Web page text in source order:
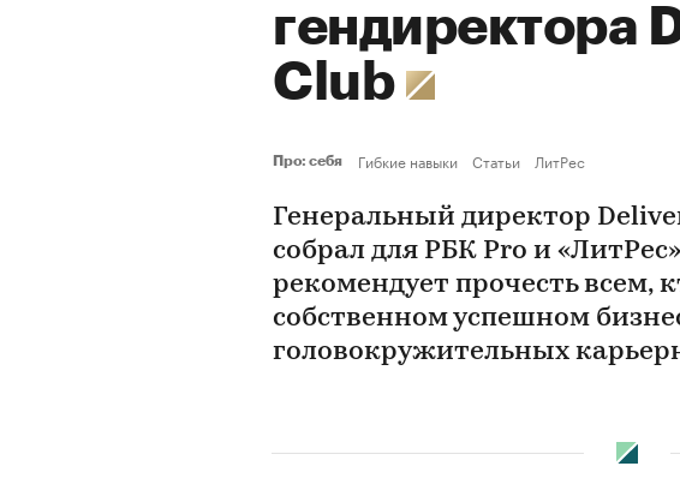
гендиректора
Club
Про: себя Гибкие навыки Статьи ЛитРес
Генеральный директор
собрал для РБК Pro и
рекомендует прочесть всем,
собственном успешном
головокружительных